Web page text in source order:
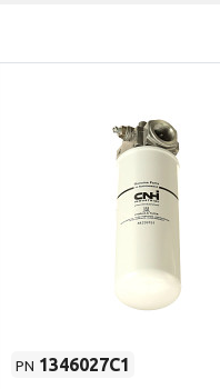
PN 1346027C1